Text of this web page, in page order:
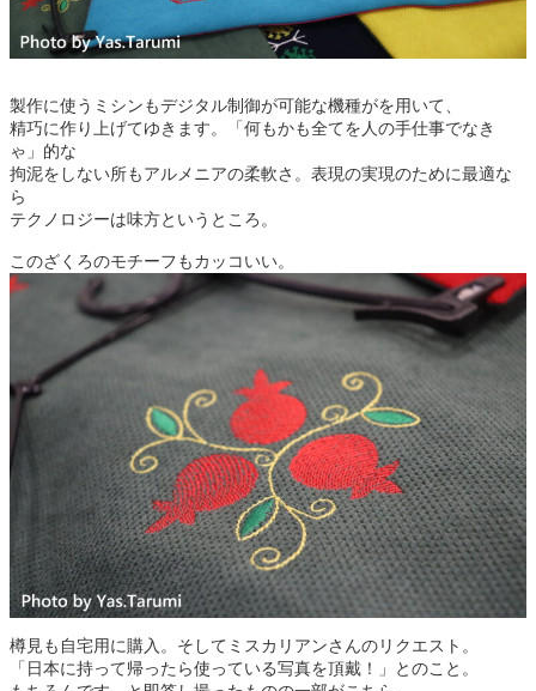
製作に使うミシンもデジタル制御が可能な機種がを用いて、
精巧に作り上げてゆきます。「何もかも全てを人の手仕事でなき
ゃ」的な
拘泥をしない所もアルメニアの柔軟さ。表現の実現のために最適な
ら
テクノロジーは味方というところ。
このざくろのモチーフもカッコいい。
樽見も自宅用に購入。そしてミスカリアンさんのリクエスト。
「日本に持って帰ったら使っている写真を頂戴！」とのこと。